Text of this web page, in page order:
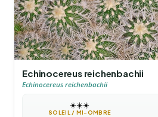
Echinocereus reichenbachii
Echinocereus reichenbachii
☀️☀️☀️
SOLEIL / MI-OMBRE